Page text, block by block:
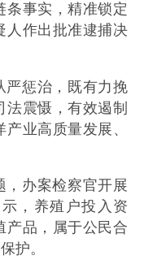
条事实，精准锁定
人作出批准逮捕决
严惩治，既有力挽
震慑，有效遏制
业高质量发展、
，办案检察官开展
，养殖户投入资
产品，属于公民合
护。